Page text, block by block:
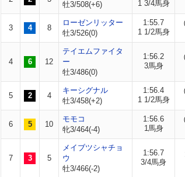
牡3/508(+6)
1 3/4馬身
3 4 8
ローゼンリッター
牡3/526(0)
1:55.7
1 1/2馬身
4 6 12
テイエムファイタ
ー
牡3/486(0)
1:56.2
3馬身
5 2 4
キーシグナル
牡3/458(+2)
1:56.4
1 1/2馬身
6 5 10
モモコ
牝3/464(-4)
1:56.6
1馬身
7 3 5
メイブツシャチョ
ウ
牡3/466(-2)
1:56.7
3/4馬身